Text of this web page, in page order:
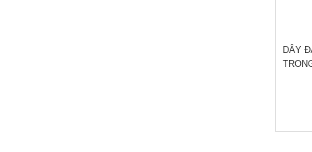
DÂY